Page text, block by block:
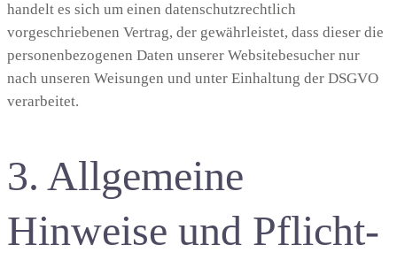
handelt es sich um einen datenschutzrechtlich
vorgeschriebenen Vertrag, der gewährleistet, dass dieser die
personenbezogenen Daten unserer Websitebesucher nur
nach unseren Weisungen und unter Einhaltung der DSGVO
verarbeitet.
3. Allgemeine
Hinweise und Pflicht­